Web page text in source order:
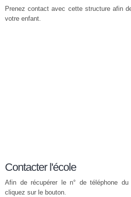
Prenez contact avec cette structure afin
votre enfant.
Contacter l'école
Afin de récupérer le n° de téléphone
cliquez sur le bouton.